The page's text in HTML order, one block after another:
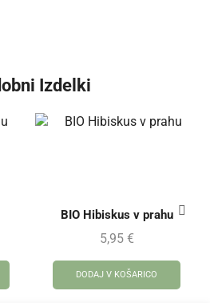
Izdelki
BIO Hibiskus v prahu
5,95 €
DODAJ V KOŠARICO